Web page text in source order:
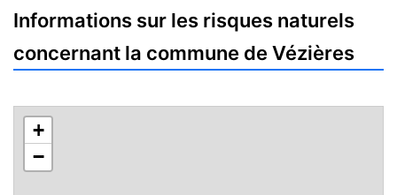
Informations sur les risques naturels
concernant la commune de Vézières
+
−